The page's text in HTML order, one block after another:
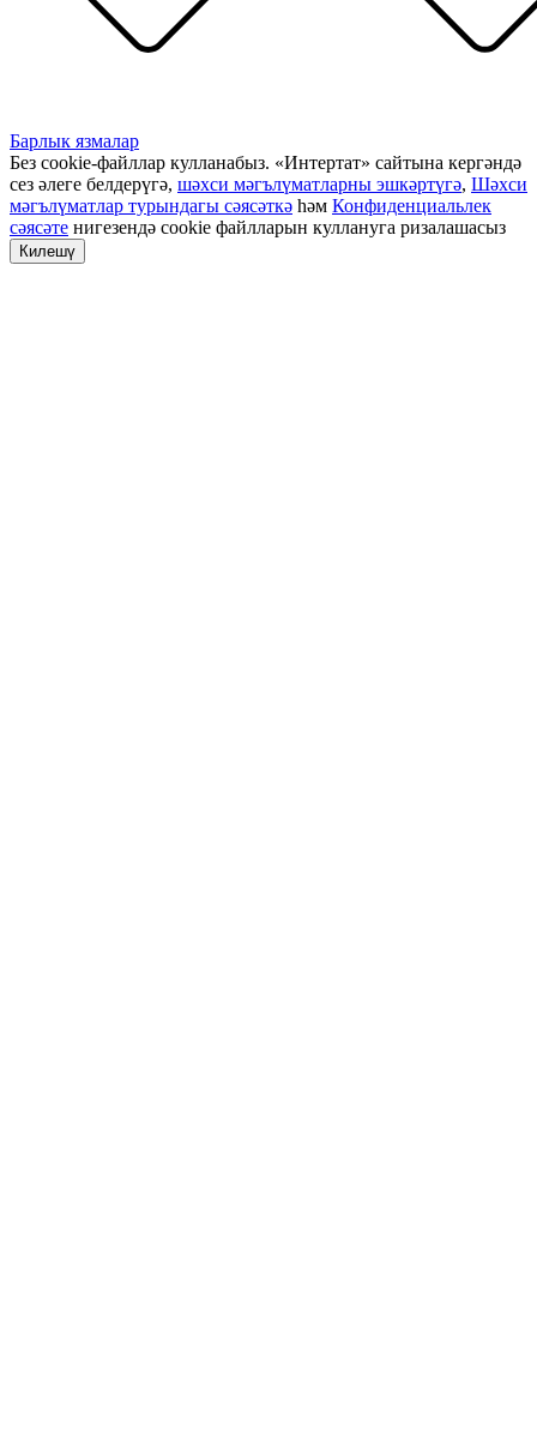
Барлык язмалар
Без cookie-файллар кулланабыз. «Интертат» сайтына кергәндә
сез әлеге белдерүгә, шәхси мәгълүматларны эшкәртүгә, Шәхси
мәгълүматлар турындагы сәясәткә һәм Конфиденциальлек
сәясәте нигезендә cookie файлларын куллануга ризалашасыз
Килешү